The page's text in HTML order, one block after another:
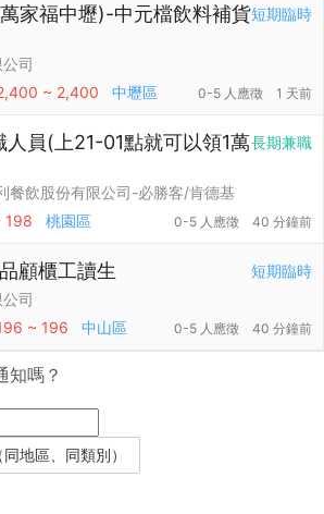
短期臨時
家福中壢)-中元檔飲料補貨
司
~ 2,400 中壢區 0-5 人應徵 1 天前
長期兼職
員(上21-01點就可以領1萬
餐飲股份有限公司-必勝客/肯德基
198 桃園區 0-5 人應徵 40 分鐘前
短期臨時
顧櫃工讀生
司
~ 196 中山區 0-5 人應徵 40 分鐘前
知嗎？